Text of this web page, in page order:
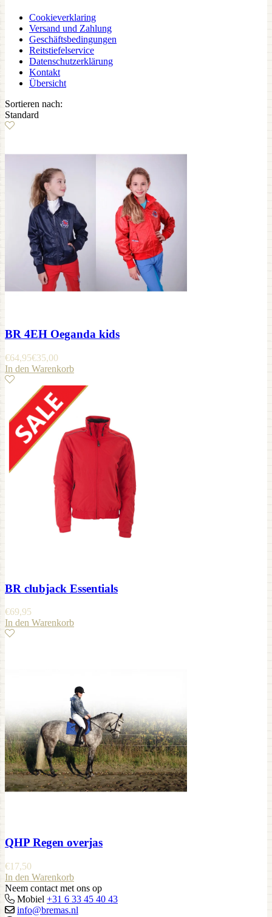
Cookieverklaring
Versand und Zahlung
Geschäftsbedingungen
Reitstiefelservice
Datenschutzerklärung
Kontakt
Übersicht
Sortieren nach:
Standard
BR 4EH Oeganda kids
€64,95€35,00
In den Warenkorb
BR clubjack Essentials
€69,95
In den Warenkorb
QHP Regen overjas
€17,50
In den Warenkorb
Neem contact met ons op
Mobiel +31 6 33 45 40 43
info@bremas.nl